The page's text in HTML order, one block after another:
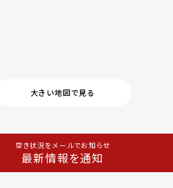
大きい地図で見る
空き状況をメールでお知らせ
最新情報を通知